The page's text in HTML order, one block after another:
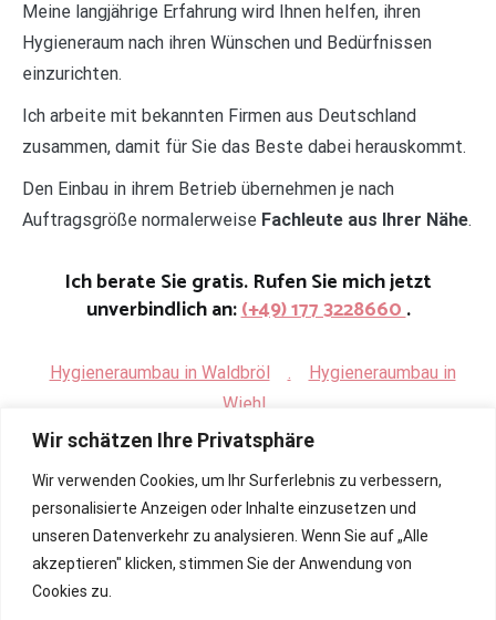
Wir schätzen Ihre Privatsphäre
Wir verwenden Cookies, um Ihr Surferlebnis zu verbessern,
personalisierte Anzeigen oder Inhalte einzusetzen und
unseren Datenverkehr zu analysieren. Wenn Sie auf „Alle
akzeptieren" klicken, stimmen Sie der Anwendung von
Cookies zu.
Meine langjährige Erfahrung wird Ihnen helfen, ihren
Hygieneraum nach ihren Wünschen und Bedürfnissen
einzurichten.
Ich arbeite mit bekannten Firmen aus Deutschland
zusammen, damit für Sie das Beste dabei herauskommt.
Den Einbau in ihrem Betrieb übernehmen je nach
Auftragsgröße normalerweise Fachleute aus Ihrer Nähe.
Ich berate Sie gratis. Rufen Sie mich jetzt
unverbindlich an:(+49) 177 3228660.
Hygieneraumbau in Waldbröl .
Hygieneraumbau in
Wiehl